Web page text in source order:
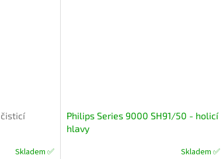
čisticí
Skladem ✅
Philips Series 9000 SH91/50 - holicí
hlavy
Skladem ✅